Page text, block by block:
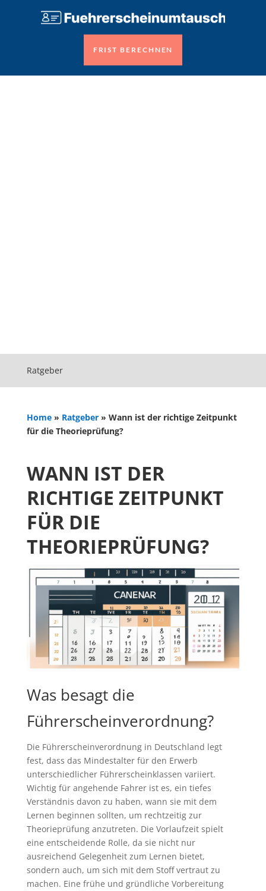
FRIST BERECHNEN
Ratgeber
Home» Ratgeber» Wann ist der richtige Zeitpunkt
für die Theorieprüfung?
WANN IST DER
RICHTIGE ZEITPUNKT
FÜR DIE
THEORIEPRÜFUNG?
Was besagt die
Führerscheinverordnung?
Die Führerscheinverordnung in Deutschland legt
fest, dass das Mindestalter für den Erwerb
unterschiedlicher Führerscheinklassen variiert.
Wichtig für angehende Fahrer ist es, ein tiefes
Verständnis davon zu haben, wann sie mit dem
Lernen beginnen sollten, um rechtzeitig zur
Theorieprüfung anzutreten. Die Vorlaufzeit spielt
eine entscheidende Rolle, da sie nicht nur
ausreichend Gelegenheit zum Lernen bietet,
sondern auch, um sich mit dem Stoff vertraut zu
machen. Eine frühe und gründliche Vorbereitung